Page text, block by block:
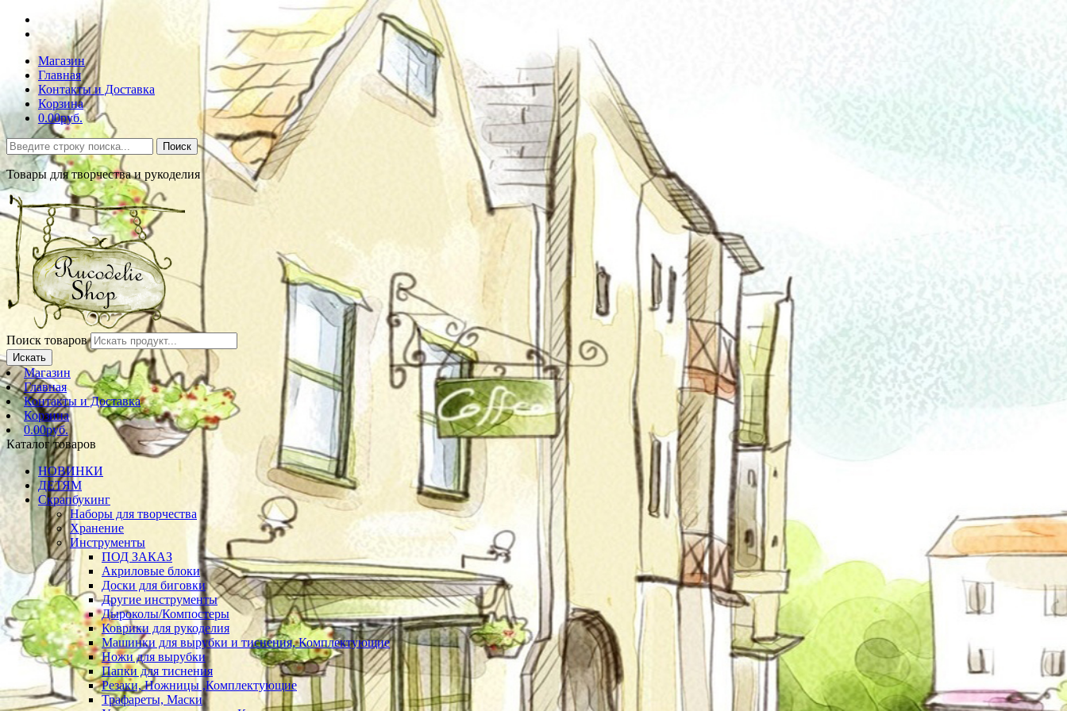
Магазин
Главная
Контакты и Доставка
Корзина
0.00руб.
Поиск
Товары для творчества и рукоделия
Поиск товаров
Искать
Магазин
Главная
Контакты и Доставка
Корзина
0.00руб.
Каталог товаров
НОВИНКИ
ДЕТЯМ
Скрапбукинг
Наборы для творчества
Хранение
Инструменты
ПОД ЗАКАЗ
Акриловые блоки
Доски для биговки
Другие инструменты
Дыроколы/Компостеры
Коврики для рукоделия
Машинки для вырубки и тиснения, Комплектующие
Ножи для вырубки
Папки для тиснения
Резаки, Ножницы ,Комплектующие
Трафареты, Маски